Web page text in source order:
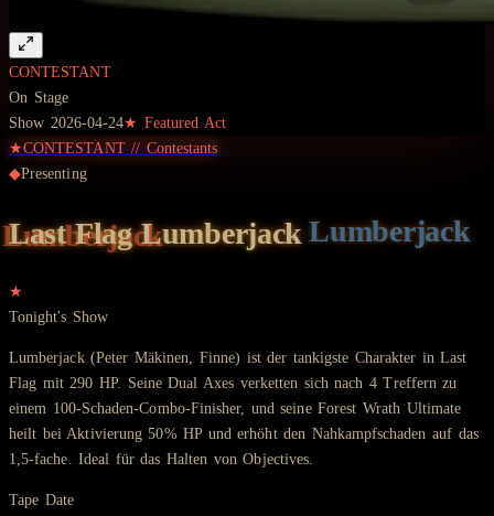
CONTESTANT
On Stage
Show 2026-04-24★ Featured Act
★CONTESTANT // Contestants
◆Presenting
Last FlagLumberjack
★
Tonight's Show
Lumberjack (Peter Mäkinen, Finne) ist der tankigste Charakter in Last
Flag mit 290 HP. Seine Dual Axes verketten sich nach 4 Treffern zu
einem 100-Schaden-Combo-Finisher, und seine Forest Wrath Ultimate
heilt bei Aktivierung 50% HP und erhöht den Nahkampfschaden auf das
1,5-fache. Ideal für das Halten von Objectives.
Tape Date